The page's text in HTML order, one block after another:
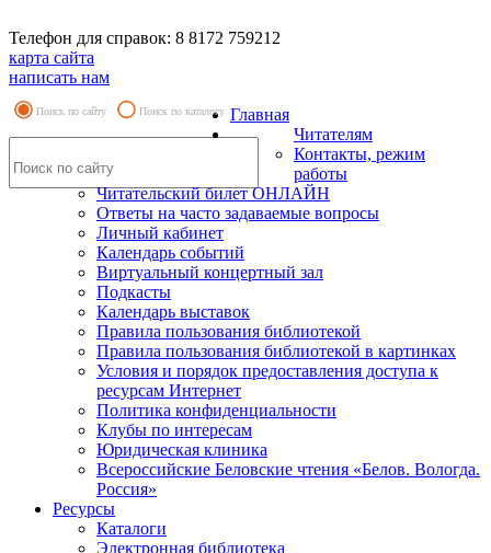
Телефон для справок: 8 8172 759212
карта сайта
написать нам
Поиск по сайту Поиск по каталогу Главная
Читателям
Контакты, режим
работы
Читательский билет ОНЛАЙН
Ответы на часто задаваемые вопросы
Личный кабинет
Календарь событий
Виртуальный концертный зал
Подкасты
Календарь выставок
Правила пользования библиотекой
Правила пользования библиотекой в картинках
Условия и порядок предоставления доступа к
ресурсам Интернет
Политика конфиденциальности
Клубы по интересам
Юридическая клиника
Всероссийские Беловские чтения «Белов. Вологда.
Россия»
Ресурсы
Каталоги
Электронная библиотека